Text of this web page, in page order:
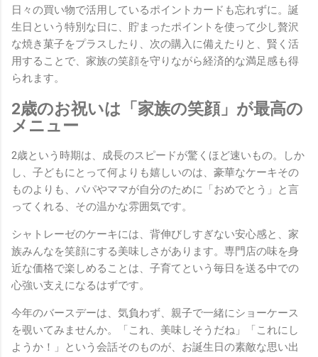
日々の買い物で活用しているポイントカードも忘れずに。誕
生日という特別な日に、貯まったポイントを使って少し贅沢
な焼き菓子をプラスしたり、次の購入に備えたりと、賢く活
用することで、家族の笑顔を守りながら経済的な満足感も得
られます。
2歳のお祝いは「家族の笑顔」が最高の
メニュー
2歳という時期は、成長のスピードが驚くほど速いもの。しか
し、子どもにとって何よりも嬉しいのは、豪華なケーキその
ものよりも、パパやママが自分のために「おめでとう」と言
ってくれる、その温かな雰囲気です。
シャトレーゼのケーキには、背伸びしすぎない安心感と、家
族みんなを笑顔にする美味しさがあります。専門店の味を身
近な価格で楽しめることは、子育てという毎日を送る中での
心強い支えになるはずです。
今年のバースデーは、気負わず、親子で一緒にショーケース
を覗いてみませんか。「これ、美味しそうだね」「これにし
ようか！」という会話そのものが、お誕生日の素敵な思い出